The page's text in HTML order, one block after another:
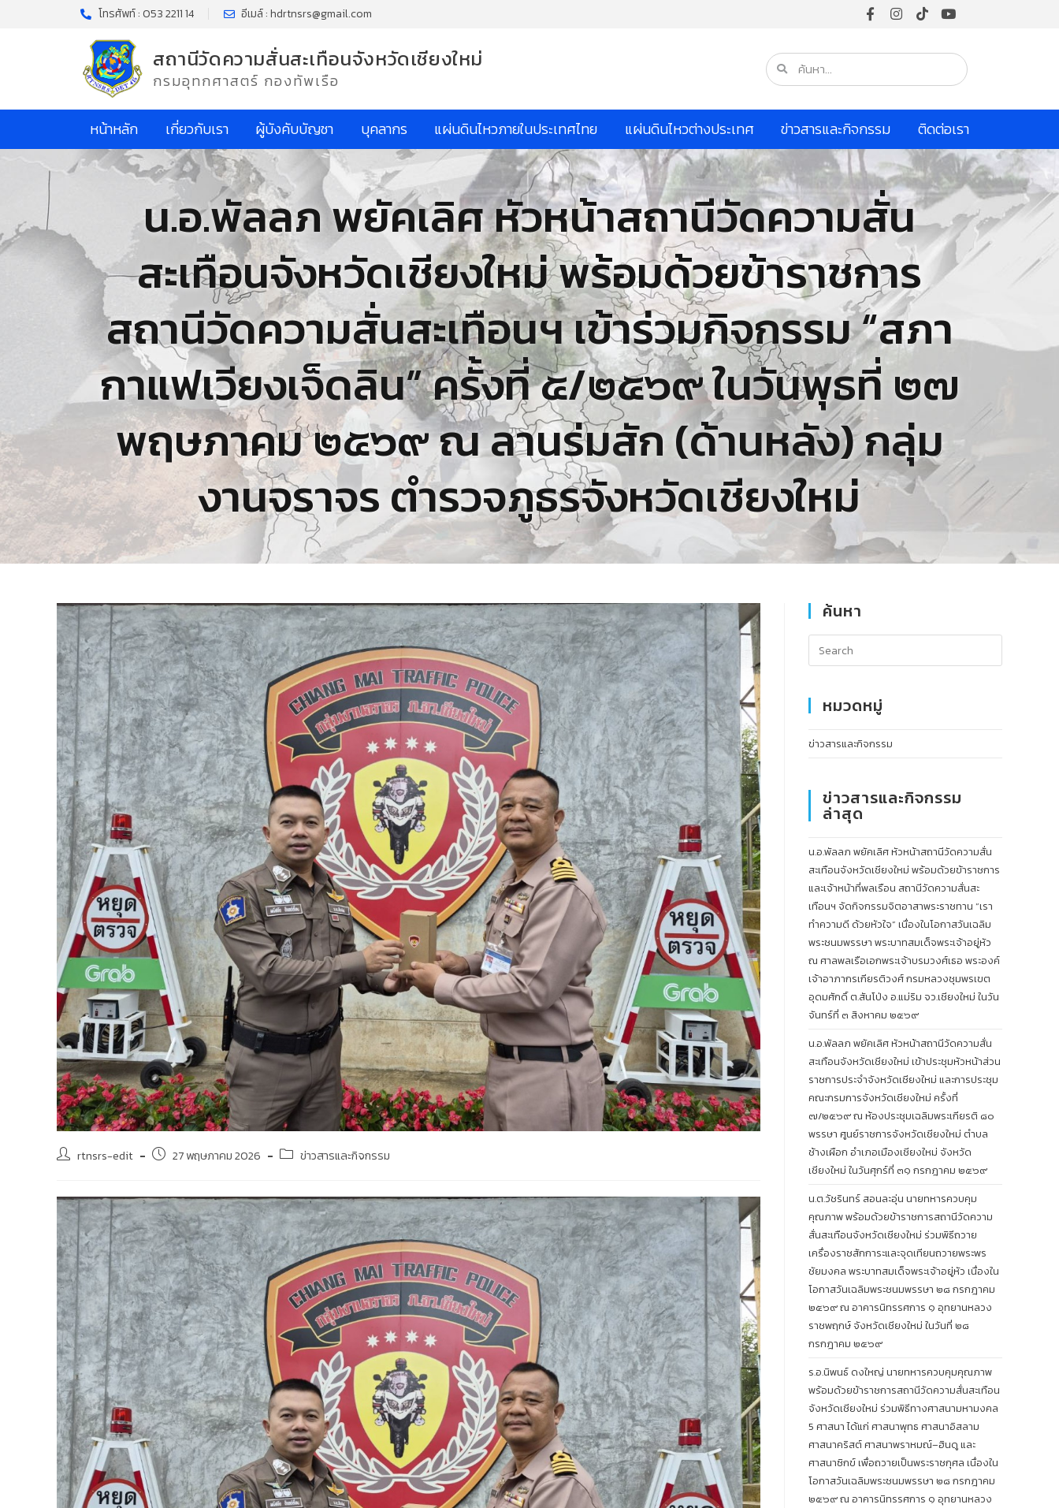
โทรศัพท์ : 053 2211 14 อีเมล์ : hdrtnsrs@gmail.com
สถานีวัดความสั่นสะเทือนจังหวัดเชียงใหม่
กรมอุทกศาสตร์ กองทัพเรือ
หน้าหลัก เกี่ยวกับเรา ผู้บังคับบัญชา บุคลากร แผ่นดินไหวภายในประเทศไทย แผ่นดินไหวต่างประเทศ ข่าวสารและกิจกรรม ติดต่อเรา
น.อ.พัลลภ พยัคเลิศ หัวหน้าสถานีวัดความสั่น
สะเทือนจังหวัดเชียงใหม่ พร้อมด้วยข้าราชการ
สถานีวัดความสั่นสะเทือนฯ เข้าร่วมกิจกรรม “สภา
กาแฟเวียงเจ็ดลิน” ครั้งที่ ๕/๒๕๖๙ ในวันพุธที่ ๒๗
พฤษภาคม ๒๕๖๙ ณ ลานร่มสัก (ด้านหลัง) กลุ่ม
งานจราจร ตำรวจภูธรจังหวัดเชียงใหม่
rtnsrs-edit 27 พฤษภาคม 2026 ข่าวสารและกิจกรรม
ค้นหา
หมวดหมู่
ข่าวสารและกิจกรรม
ข่าวสารและกิจกรรม
ล่าสุด
น.อ.พัลลภ พยัคเลิศ หัวหน้าสถานีวัดความสั่น
สะเทือนจังหวัดเชียงใหม่ พร้อมด้วยข้าราชการ
และเจ้าหน้าที่พลเรือน สถานีวัดความสั่นสะ
เทือนฯ จัดกิจกรรมจิตอาสาพระราชทาน “เรา
ทำความดี ด้วยหัวใจ” เนื่องในโอกาสวันเฉลิม
พระชนมพรรษา พระบาทสมเด็จพระเจ้าอยู่หัว
ณ ศาลพลเรือเอกพระเจ้าบรมวงศ์เธอ พระองค์
เจ้าอาภากรเกียรติวงศ์ กรมหลวงชุมพรเขต
อุดมศักดิ์ ต.สันโป่ง อ.แม่ริม จว.เชียงใหม่ ในวัน
จันทร์ที่ ๓ สิงหาคม ๒๕๖๙
น.อ.พัลลภ พยัคเลิศ หัวหน้าสถานีวัดความสั่น
สะเทือนจังหวัดเชียงใหม่ เข้าประชุมหัวหน้าส่วน
ราชการประจำจังหวัดเชียงใหม่ และการประชุม
คณะกรมการจังหวัดเชียงใหม่ ครั้งที่
๗/๒๕๖๙ ณ ห้องประชุมเฉลิมพระเกียรติ ๘๐
พรรษา ศูนย์ราชการจังหวัดเชียงใหม่ ตำบล
ช้างเผือก อำเภอเมืองเชียงใหม่ จังหวัด
เชียงใหม่ ในวันศุกร์ที่ ๓๑ กรกฎาคม ๒๕๖๙
น.ต.วัชรินทร์ สอนละอุ่น นายทหารควบคุม
คุณภาพ พร้อมด้วยข้าราชการสถานีวัดความ
สั่นสะเทือนจังหวัดเชียงใหม่ ร่วมพิธีถวาย
เครื่องราชสักการะและจุดเทียนถวายพระพร
ชัยมงคล พระบาทสมเด็จพระเจ้าอยู่หัว เนื่องใน
โอกาสวันเฉลิมพระชนมพรรษา ๒๘ กรกฎาคม
๒๕๖๙ ณ อาคารนิทรรศการ ๑ อุทยานหลวง
ราชพฤกษ์ จังหวัดเชียงใหม่ ในวันที่ ๒๘
กรกฎาคม ๒๕๖๙
ร.อ.นิพนธ์ ดงใหญ่ นายทหารควบคุมคุณภาพ
พร้อมด้วยข้าราชการสถานีวัดความสั่นสะเทือน
จังหวัดเชียงใหม่ ร่วมพิธีทางศาสนามหามงคล
5 ศาสนา ได้แก่ ศาสนาพุทธ ศาสนาอิสลาม
ศาสนาคริสต์ ศาสนาพราหมณ์–ฮินดู และ
ศาสนาซิกข์ เพื่อถวายเป็นพระราชกุศล เนื่องใน
โอกาสวันเฉลิมพระชนมพรรษา ๒๘ กรกฎาคม
๒๕๖๙ ณ อาคารนิทรรศการ ๑ อุทยานหลวง